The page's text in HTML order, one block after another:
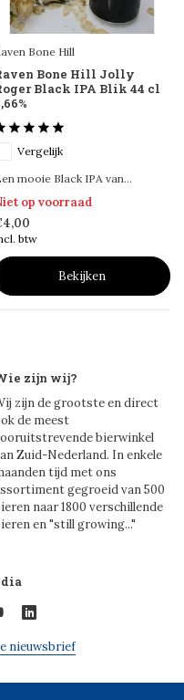
Bone Hill
Bone Hill Jolly
Black IPA Blik 44 cl
Vergelijk
mooie Black IPA van...
op voorraad
btw
Bekijken
zijn wij?
zijn de grootste en direct
de meest
bierwinkel
Zuid-Nederland. In enkele
tijd met ons
gegroeid van 500
naar 1800 verschillende
en "still growing..."
nieuwsbrief